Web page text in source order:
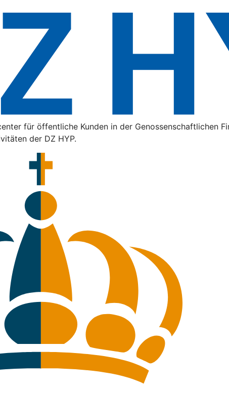
für öffentliche Kunden in der Genossenschaftlichen
der DZ HYP.